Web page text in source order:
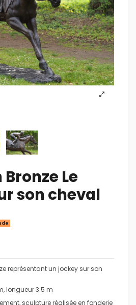
Le
son cheval
représentant un jockey sur son
longueur 3.5 m
sculpture réalisée en fonderie